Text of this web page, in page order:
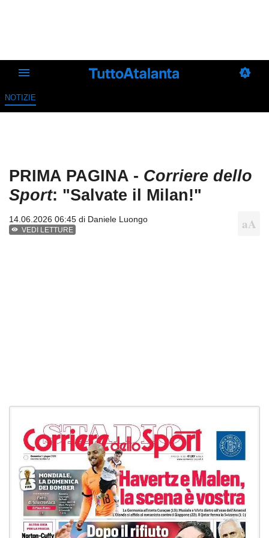
NOTIZIE
PRIMA PAGINA - Corriere dello
Sport: "Salvate il Milan!"
14.06.2026 06:45 di Daniele Luongo
VEDI LETTURE